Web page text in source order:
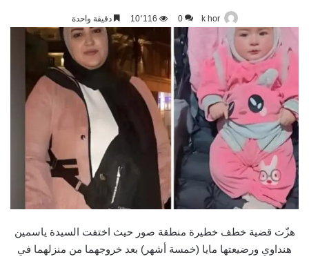
k hor
0 10٬116 دقيقة واحدة
هزّت قضية خطف خطيرة منطقة صور حيث اختفت السيدة ياسمين
هنداوي ورضيعتها مايا (خمسة أشهر) بعد خروجهما من منزلهما في